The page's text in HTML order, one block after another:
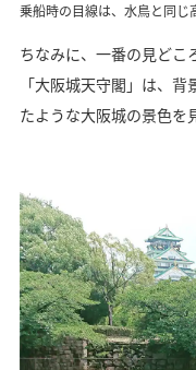
乗船時の目線は、水鳥と同じ
ちなみに、一番の見どこ
「大阪城天守閣」は、
たような大阪城の景色を